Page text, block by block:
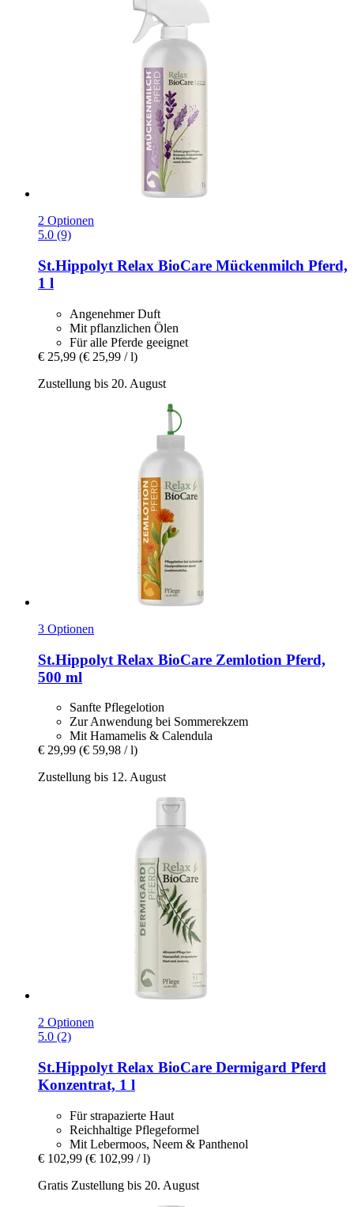
2 Optionen
5.0 (9)
St.Hippolyt Relax BioCare Mückenmilch Pferd,
1 l
Angenehmer Duft
Mit pflanzlichen Ölen
Für alle Pferde geeignet
€ 25,99 (€ 25,99 / l)
Zustellung bis 20. August
3 Optionen
St.Hippolyt Relax BioCare Zemlotion Pferd,
500 ml
Sanfte Pflegelotion
Zur Anwendung bei Sommerekzem
Mit Hamamelis & Calendula
€ 29,99 (€ 59,98 / l)
Zustellung bis 12. August
2 Optionen
5.0 (2)
St.Hippolyt Relax BioCare Dermigard Pferd
Konzentrat, 1 l
Für strapazierte Haut
Reichhaltige Pflegeformel
Mit Lebermoos, Neem & Panthenol
€ 102,99 (€ 102,99 / l)
Gratis Zustellung bis 20. August